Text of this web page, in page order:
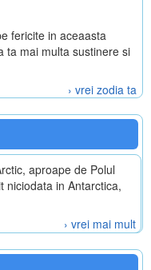
fericite in aceaasta
ta mai multa sustinere si
› vrei zodia ta
aproape de Polul
niciodata in Antarctica,
› vrei mai mult